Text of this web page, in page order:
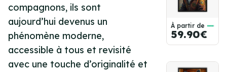
compagnons, ils sont
aujourd’hui devenus un
phénomène moderne,
accessible à tous et revisité
avec une touche d’originalité et
À partir de
59.90€